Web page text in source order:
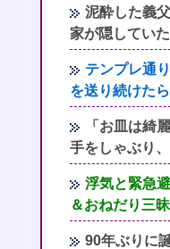
泥酔した義
家が隠してい
テンプレ通
を送り続けた
「お皿は綺
手をしゃぶり
浮気と緊急
＆おねだり三
90年ぶりに